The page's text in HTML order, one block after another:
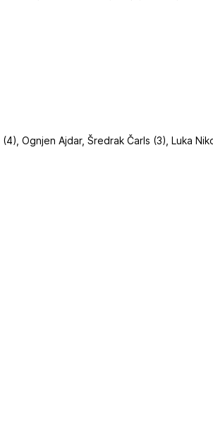
Ognjen Ajdar, Šredrak Čarls (3), Luka